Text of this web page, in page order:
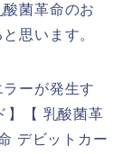
菌革命のお
思います。
ーが発生す
】【 乳酸菌革
デビットカー